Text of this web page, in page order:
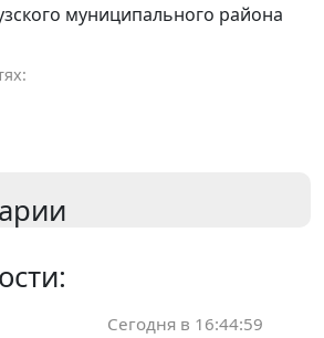
муниципального района
Сегодня в 16:44:59